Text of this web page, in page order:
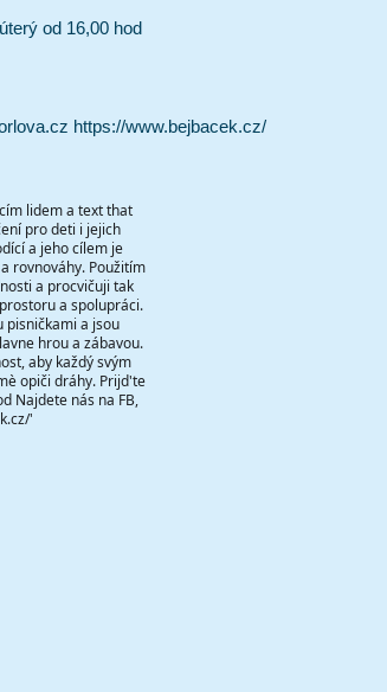
od 16,00 hod
https://www.bejbacek.cz/